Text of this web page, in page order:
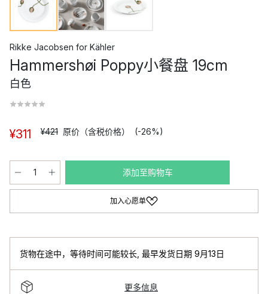
Rikke Jacobsen for Kähler
Hammershøi Poppy小餐盘 19cm
白色
¥311 ¥421 原价（含税价格） (-26%)
添加至购物车
加入心愿单
货物在途中，等待时间可能较长 最早发货日期 9月13日
更多信息